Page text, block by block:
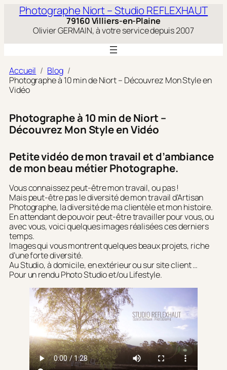
Aller
contenu
Photographe Niort – Studio REFLEXHAUT
79160 Villiers-en-Plaine
Olivier GERMAIN, à votre service depuis 2007
Accueil
Blog
Photographe à 10 min de Niort – Découvrez Mon Style en
Vidéo
Photographe à 10 min de Niort –
Découvrez Mon Style en Vidéo
Petite vidéo de mon travail et d’ambiance
de mon beau métier Photographe.
Vous connaissez peut-être mon travail, ou pas !
Mais peut-être pas le diversité de mon travail d’Artisan
Photographe, la diversité de ma clientèle et mon histoire.
En attendant de pouvoir peut-être travailler pour vous, ou
avec vous, voici quelques images réalisées ces derniers
temps.
Images qui vous montrent quelques beaux projets, riche
d’une forte diversité.
Au Studio, à domicile, en extérieur ou sur site client …
Pour un rendu Photo Studio et/ou Lifestyle.